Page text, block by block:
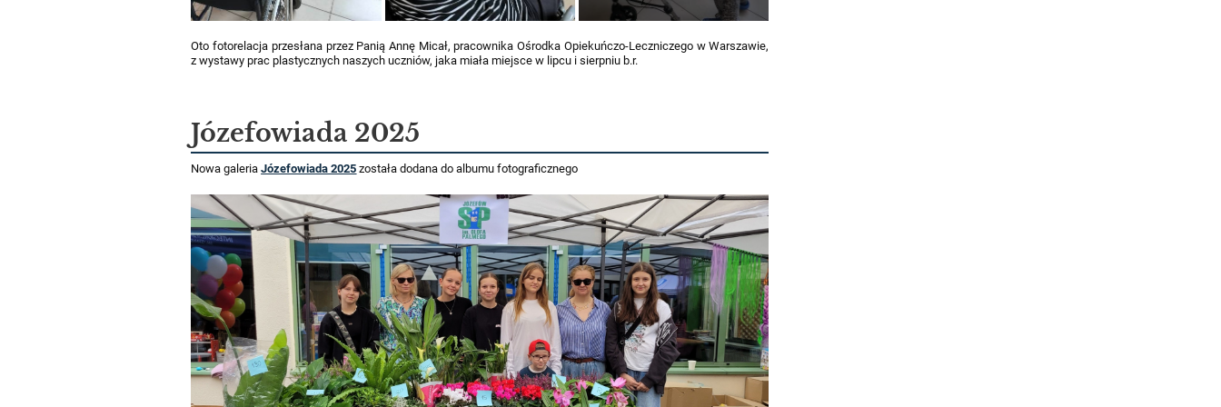
Oto fotorelacja przesłana przez Panią Annę Micał, pracownika Ośrodka Opiekuńczo-Leczniczego w Warszawie,
z wystawy prac plastycznych naszych uczniów, jaka miała miejsce w lipcu i sierpniu b.r.
Józefowiada 2025
Nowa galeriaJózefowiada 2025 została dodana do albumu fotograficznego